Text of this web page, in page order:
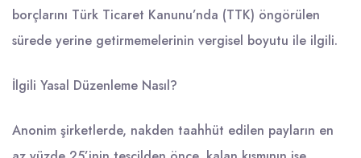
borçlarını Türk Ticaret Kanunu’nda (TTK) öngörülen
sürede yerine getirmemelerinin vergisel boyutu ile ilgili.
İlgili Yasal Düzenleme Nasıl?
Anonim şirketlerde, nakden taahhüt edilen payların en